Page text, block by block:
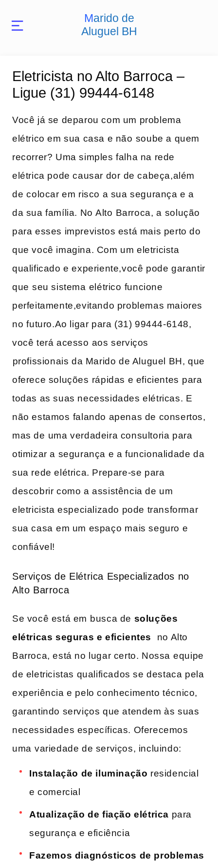
Marido de
Aluguel BH
Eletricista no Alto Barroca –
Ligue (31) 99444-6148
Você já se​ deparou com um problema
elétrico em sua casa e não⁤ soube ‌a quem
recorrer? Uma simples ‌falha na ‍rede
elétrica pode causar dor⁢ de cabeça,além
de⁤ colocar em risco a sua segurança e ​a
da ‌sua família. No ⁢Alto ⁣Barroca, a ⁢solução
para esses imprevistos está mais ‍perto do ​
que você imagina. Com um eletricista
qualificado e experiente,você pode garantir
que ⁢seu sistema⁢ elétrico ⁣funcione
perfeitamente,evitando problemas maiores
no ⁣futuro.Ao ligar para (31) 99444-6148,
você terá acesso⁢ aos serviços
⁤profissionais da ‍Marido‌ de Aluguel BH, que
oferece soluções ⁣rápidas e eficientes⁢ para ​
todas‍ as suas necessidades elétricas. E
não estamos⁢ falando apenas de consertos,
mas de⁣ uma verdadeira‍ consultoria para
otimizar a segurança e a funcionalidade da
sua rede elétrica. ‍Prepare-se para‌
descobrir como a assistência de um
‍eletricista especializado pode transformar
sua casa⁢ em um espaço ⁢mais seguro e
confiável!
Serviços de Elétrica Especializados no
Alto Barroca
Se você está em ⁤busca de soluções
elétricas seguras e eficientes ⁤ no Alto
Barroca, está no lugar certo. Nossa ⁢equipe
de eletricistas qualificados se destaca pela
experiência e pelo conhecimento técnico,
garantindo serviços que atendem às suas
necessidades específicas. Oferecemos
uma⁣ variedade de serviços, incluindo:
Instalação de ‍iluminação residencial
e comercial
Atualização de​ fiação elétrica ‌para⁢
segurança e eficiência
Fazemos diagnósticos de problemas